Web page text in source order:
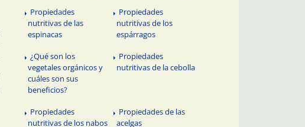
Propiedades
nutritivas de las
espinacas
Propiedades
nutritivas de los
espárragos
¿Qué son los
vegetales orgánicos y
cuáles son sus
beneficios?
Propiedades
nutritivas de la cebolla
Propiedades
nutritivas de los nabos
Propiedades de las
acelgas